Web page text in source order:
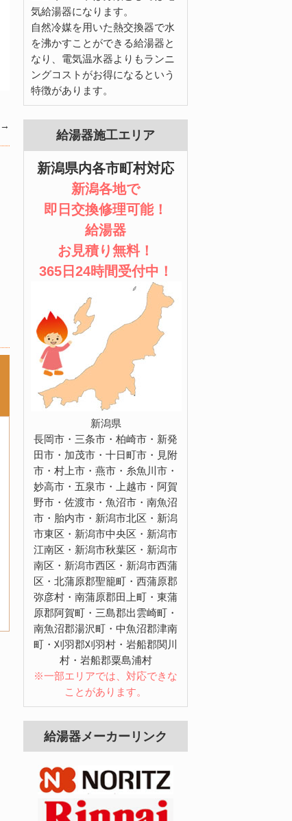
→
気給湯器になります。
自然冷媒を用いた熱交換器で水
を沸かすことができる給湯器と
なり、電気温水器よりもランニ
ングコストがお得になるという
特徴があります。
給湯器施工エリア
新潟県内各市町村対応
新潟各地で
即日交換修理可能！
給湯器
お見積り無料！
365日24時間受付中！
新潟県
長岡市・三条市・柏崎市・新発
田市・加茂市・十日町市・見附
市・村上市・燕市・糸魚川市・
妙高市・五泉市・上越市・阿賀
野市・佐渡市・魚沼市・南魚沼
市・胎内市・新潟市北区・新潟
市東区・新潟市中央区・新潟市
江南区・新潟市秋葉区・新潟市
南区・新潟市西区・新潟市西蒲
区・北蒲原郡聖籠町・西蒲原郡
弥彦村・南蒲原郡田上町・東蒲
原郡阿賀町・三島郡出雲崎町・
南魚沼郡湯沢町・中魚沼郡津南
町・刈羽郡刈羽村・岩船郡関川
村・岩船郡粟島浦村
※一部エリアでは、対応できな
ことがあります。
給湯器メーカーリンク